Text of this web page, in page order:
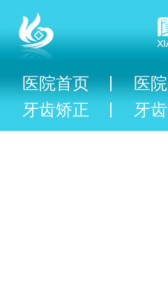
医院首页 医
牙齿矫正
牙